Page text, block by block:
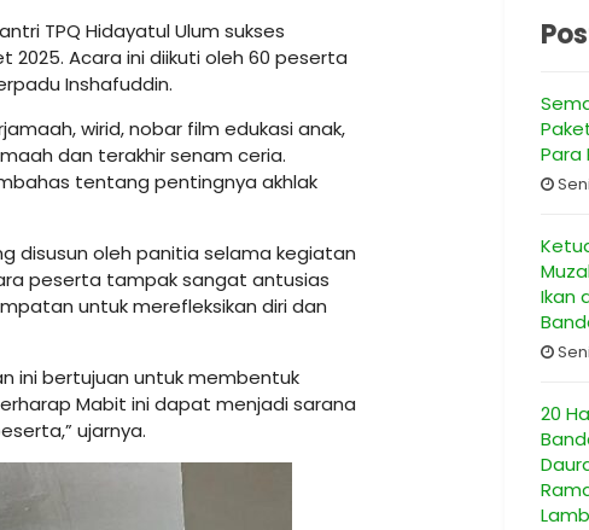
TPQ Hidayatul Ulum sukses
2025. Acara ini diikuti oleh 60 peserta
Inshafuddin.
wirid, nobar film edukasi anak,
dan terakhir senam ceria.
tentang pentingnya akhlak
disusun oleh panitia selama kegiatan
peserta tampak sangat antusias
untuk merefleksikan diri dan
ini bertujuan untuk membentuk
Mabit ini dapat menjadi sarana
ujarnya.
Para
Ikan
20